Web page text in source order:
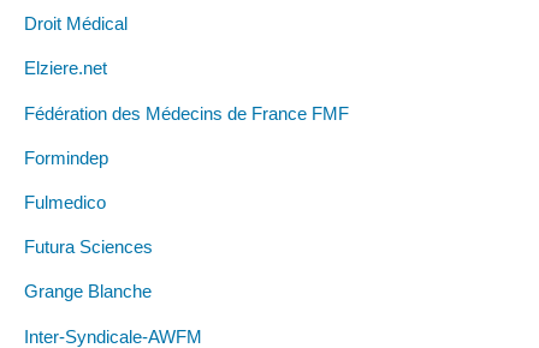
Droit Médical
Elziere.net
Fédération des Médecins de France FMF
Formindep
Fulmedico
Futura Sciences
Grange Blanche
Inter-Syndicale-AWFM